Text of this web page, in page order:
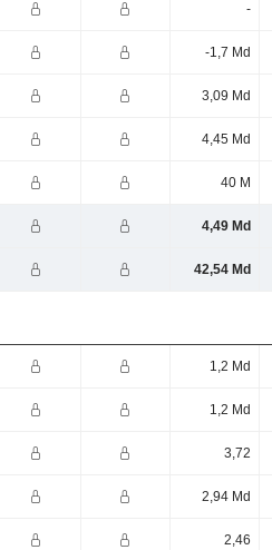
-
-1,7 Md
3,09 Md
4,45 Md
40 M
4,49 Md
42,54 Md
1,2 Md
1,2 Md
3,72
2,94 Md
2,46